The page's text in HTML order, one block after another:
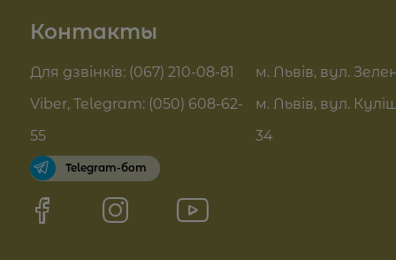
Актуальні знижки
Pro Age догляд
Договор оферты
Контакты
Для дзвінків: (067) 210-08-81
Viber, Telegram: (050) 608-62-
55
Telegram-бот
м. Львів, вул.
м. Львів, вул.
34